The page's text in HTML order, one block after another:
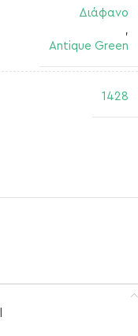
Διάφανο
,
Antique Green
1428